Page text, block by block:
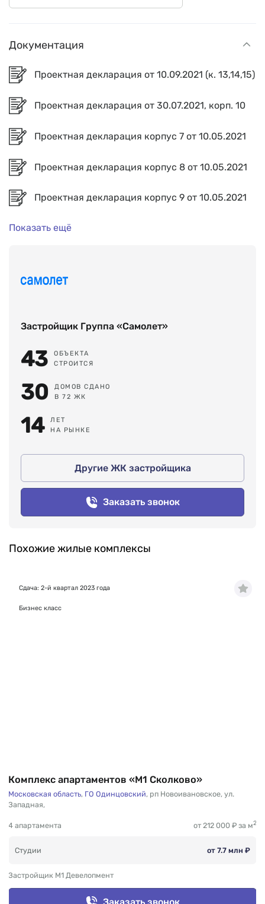
Документация
Проектная декларация от 10.09.2021 (к. 13,14,15)
Проектная декларация от 30.07.2021, корп. 10
Проектная декларация корпус 7 от 10.05.2021
Проектная декларация корпус 8 от 10.05.2021
Проектная декларация корпус 9 от 10.05.2021
Показать ещё
Застройщик Группа «Самолет»
43
ОБЪЕКТА
СТРОИТСЯ
30
ДОМОВ СДАНО
В 72 ЖК
14
ЛЕТ
НА РЫНКЕ
Другие ЖК застройщика
Заказать звонок
Похожие жилые комплексы
Комплекс апартаментов «М1 Сколково»
Московская область, ГО Одинцовский, рп Новоивановское, ул.
Западная,
4 апартамента от 212 000 ₽ за м2
Студии от 7.7 млн ₽
Застройщик М1 Девелопмент
Заказать звонок
Сдача: 2-й квартал 2023 года
Бизнес класс